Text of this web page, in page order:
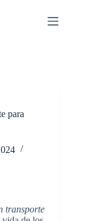
para
transporte